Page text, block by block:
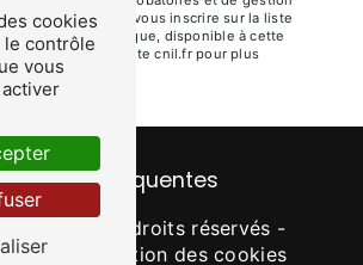
avez le droit de vous inscrire sur la liste
téléphonique, disponible à cette
. Consultez le site cnil.fr pour plus
droits.
fréquentes
- 2026 - Tous droits réservés -
Gestion des cookies
cookies
le contrôle
vous